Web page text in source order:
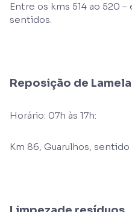
Entre os kms 514 ao 520
sentidos.
Reposição de Lamela
Horário: 07h às 17h:
Km 86, Guarulhos, sentido